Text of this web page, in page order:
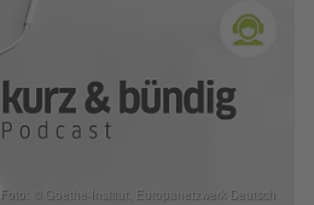
Foto: © Goethe-Institut, Europanetzwerk Deutsch